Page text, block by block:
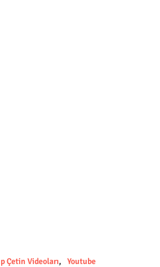
Çetin Videoları Youtube